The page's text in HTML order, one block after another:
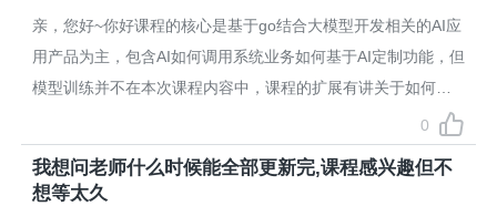
亲，您好~你好课程的核心是基于go结合大模型开发相关的AI应
用产品为主，包含AI如何调用系统业务如何基于AI定制功能，但
模型训练并不在本次课程内容中，课程的扩展有讲关于如何在
本地部署大模型以及使用也有讲如何基于langchain扩展对其他
模型的支持。祝您学习愉快~
0
我想问老师什么时候能全部更新完,课程感兴趣但不
想等太久